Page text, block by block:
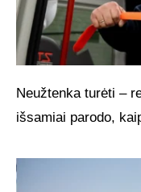
Neužtenka turėti –
išsamiai parodo,